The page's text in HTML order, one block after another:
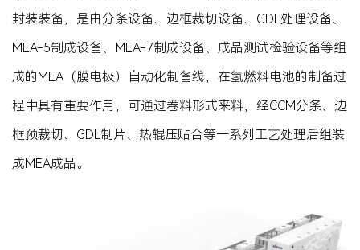
封装装备，是由分条设备、边框裁切设备、GDL处理设备、
MEA-5制成设备、MEA-7制成设备、成品测试检验设备等组
成的MEA（膜电极）自动化制备线，在氢燃料电池的制备过
程中具有重要作用，可通过卷料形式来料，经CCM分条、边
框预裁切、GDL制片、热辊压贴合等一系列工艺处理后组装
成MEA成品。